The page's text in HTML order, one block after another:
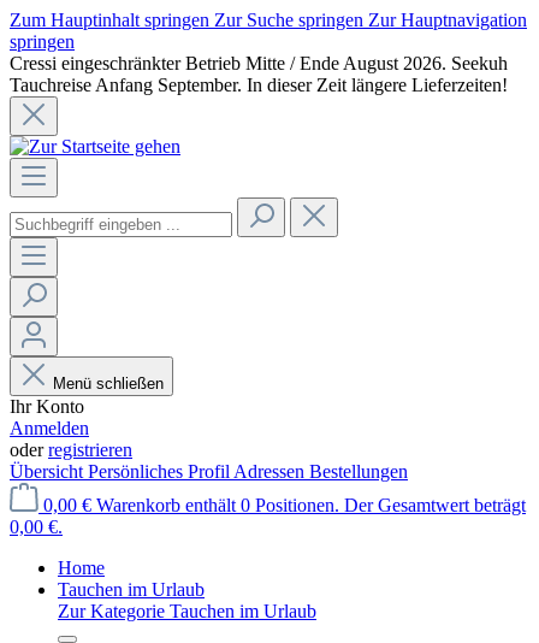
Zum Hauptinhalt springen Zur Suche springen Zur Hauptnavigation
springen
Cressi eingeschränkter Betrieb Mitte / Ende August 2026. Seekuh
Tauchreise Anfang September. In dieser Zeit längere Lieferzeiten!
Menü schließen
Ihr Konto
Anmelden
oderregistrieren
Übersicht Persönliches Profil Adressen Bestellungen
0,00 € Warenkorb enthält 0 Positionen. Der Gesamtwert beträgt
0,00 €.
Home
Tauchen im Urlaub
Zur Kategorie Tauchen im Urlaub